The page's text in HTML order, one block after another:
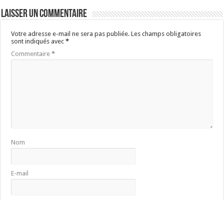
Laisser un commentaire
Votre adresse e-mail ne sera pas publiée. Les champs obligatoires
sont indiqués avec*
Commentaire*
Nom
E-mail